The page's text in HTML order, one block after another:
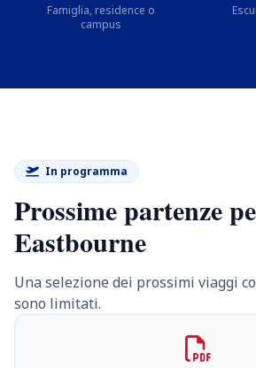
Famiglia, residence o
campus
In programma
Prossime partenze
Eastbourne
Una selezione dei prossimi viaggi
sono limitati.